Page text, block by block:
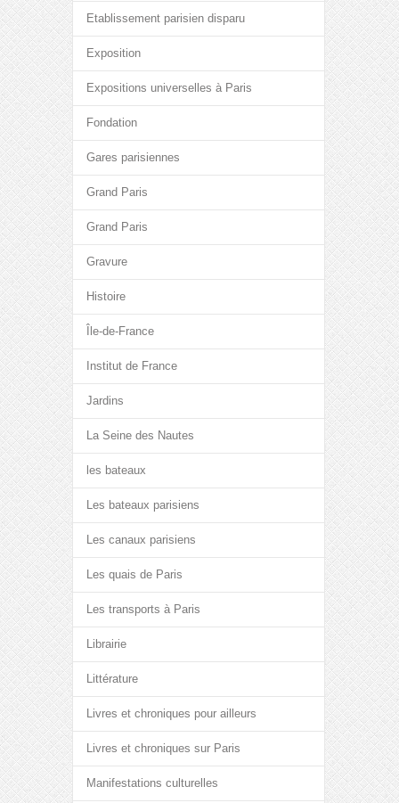
Etablissement parisien disparu
Exposition
Expositions universelles à Paris
Fondation
Gares parisiennes
Grand Paris
Grand Paris
Gravure
Histoire
Île-de-France
Institut de France
Jardins
La Seine des Nautes
les bateaux
Les bateaux parisiens
Les canaux parisiens
Les quais de Paris
Les transports à Paris
Librairie
Littérature
Livres et chroniques pour ailleurs
Livres et chroniques sur Paris
Manifestations culturelles